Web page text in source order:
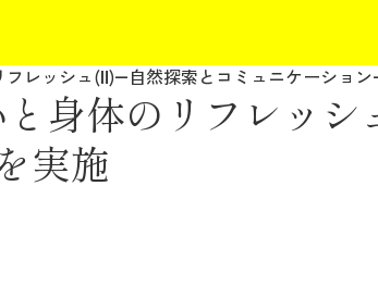
フレッシュ(Ⅱ)―自然探索とコミュニケーショ
と身体のリフレッ
実施